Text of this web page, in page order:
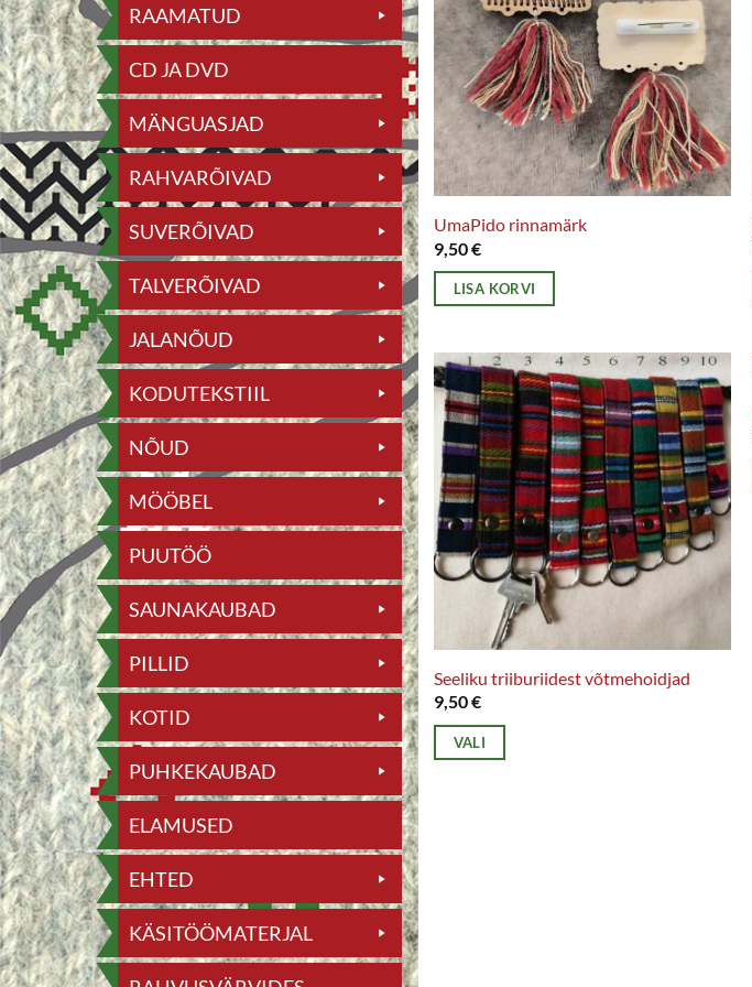
RAAMATUD
CD JA DVD
MÄNGUASJAD
RAHVARÕIVAD
SUVERÕIVAD
TALVERÕIVAD
JALANÕUD
KODUTEKSTIIL
NÕUD
MÖÖBEL
PUUTÖÖ
SAUNAKAUBAD
PILLID
KOTID
PUHKEKAUBAD
ELAMUSED
EHTED
KÄSITÖÖMATERJAL
UmaPido rinnamärk
9,50€
LISA KORVI
Seeliku triiburiidest võtmehoidjad
9,50€
VALI